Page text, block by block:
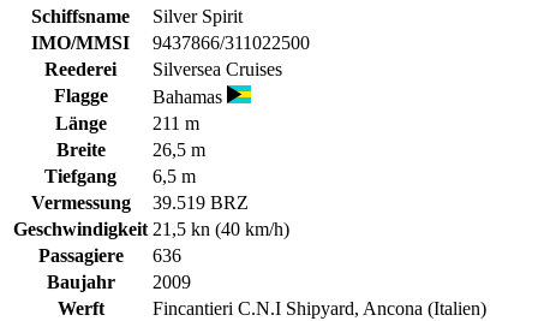
Schiffsname
Silver Spirit
IMO/MMSI
9437866/311022500
Reederei
Silversea Cruises
Flagge
Bahamas
Länge
211 m
Breite
26,5 m
Tiefgang
6,5 m
Vermessung
39.519 BRZ
Geschwindigkeit 21,5 kn (40 km/h)
Passagiere
636
Baujahr
2009
Werft
Fincantieri C.N.I Shipyard, Ancona (Italien)